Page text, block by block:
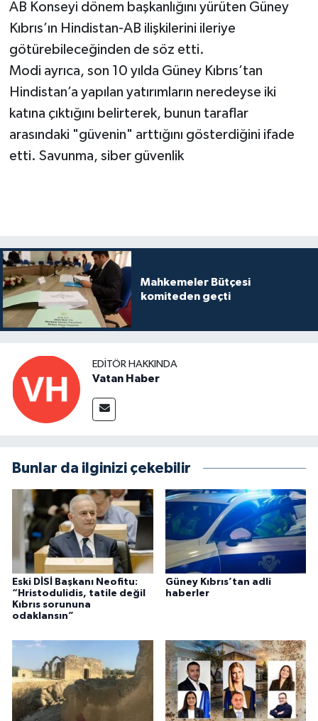
AB Konseyi dönem başkanlığını yürüten Güney
Kıbrıs’ın Hindistan-AB ilişkilerini ileriye
götürebileceğinden de söz etti.
Modi ayrıca, son 10 yılda Güney Kıbrıs’tan
Hindistan’a yapılan yatırımların neredeyse iki
katına çıktığını belirterek, bunun taraflar
arasındaki "güvenin" arttığını gösterdiğini ifade
etti. Savunma, siber güvenlik
Mahkemeler Bütçesi
komiteden geçti
EDITÖR HAKKINDA
Vatan Haber
Bunlar da ilginizi çekebilir
Eski DİSİ Başkanı Neofitu:
“Hristodulidis, tatile değil
Kıbrıs sorununa
odaklansın”
Güney Kıbrıs’tan adli
haberler